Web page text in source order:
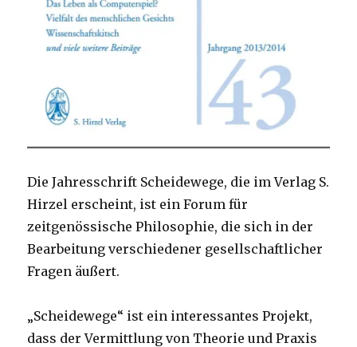
Die Jahresschrift Scheidewege, die im Verlag S.
Hirzel erscheint, ist ein Forum für
zeitgenössische Philosophie, die sich in der
Bearbeitung verschiedener gesellschaftlicher
Fragen äußert.
„Scheidewege“ ist ein interessantes Projekt,
dass der Vermittlung von Theorie und Praxis